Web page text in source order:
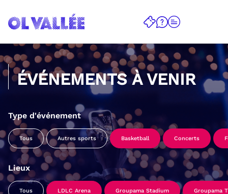
ÉVÉNEMENTS À VENIR
Type d'événement
Tous Autres sports Basketball Concerts
Lieux
Tous LDLC Arena Groupama Stadium Groupama